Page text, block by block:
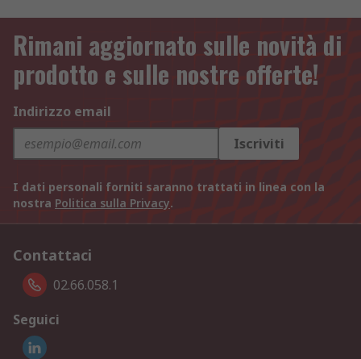
Rimani aggiornato sulle novità di
prodotto e sulle nostre offerte!
Indirizzo email
Iscriviti
I dati personali forniti saranno trattati in linea con la
nostra Politica sulla Privacy.
Contattaci
02.66.058.1
Seguici